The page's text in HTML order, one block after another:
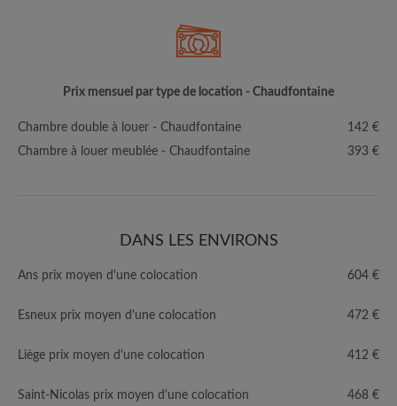
Prix mensuel par type de location - Chaudfontaine
Chambre double à louer - Chaudfontaine
142 €
Chambre à louer meublée - Chaudfontaine
393 €
DANS LES ENVIRONS
Ans prix moyen d'une colocation 604 €
Esneux prix moyen d'une colocation 472 €
Liège prix moyen d'une colocation 412 €
Saint-Nicolas prix moyen d'une colocation 468 €